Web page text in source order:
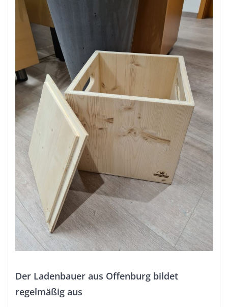
Der Ladenbauer aus Offenburg bildet
regelmäßig aus